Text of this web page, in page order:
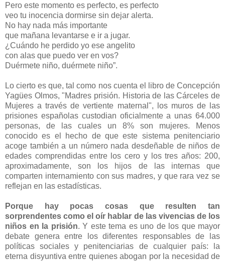
Pero este momento es perfecto, es perfecto
veo tu inocencia dormirse sin dejar alerta.
No hay nada más importante
que mañana levantarse e ir a jugar.
¿Cuándo he perdido yo ese angelito
con alas que puedo ver en vos?
Duérmete niño, duérmete niño”.
Lo cierto es que, tal como nos cuenta el libro de Concepción
Yagües Olmos, "Madres prisión. Historia de las Cárceles de
Mujeres a través de vertiente maternal", los muros de las
prisiones españolas custodian oficialmente a unas 64.000
personas, de las cuales un 8% son mujeres. Menos
conocido es el hecho de que este sistema penitenciario
acoge también a un número nada desdeñable de niños de
edades comprendidas entre los cero y los tres años: 200,
aproximadamente, son los hijos de las internas que
comparten internamiento con sus madres, y que rara vez se
reflejan en las estadísticas.
Porque hay pocas cosas que resulten tan
sorprendentes como el oír hablar de las vivencias de los
niños en la prisión. Y este tema es uno de los que mayor
debate genera entre los diferentes responsables de las
políticas sociales y penitenciarias de cualquier país: la
eterna disyuntiva entre quienes abogan por la necesidad de